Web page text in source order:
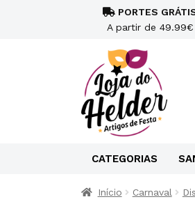
PORTES
A partir de 49.99€
CATEGORIAS
Início Carnaval